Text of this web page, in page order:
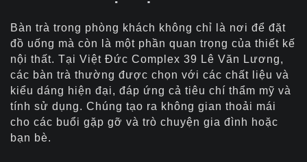
Bàn trà trong phòng khách không chỉ là nơi để đặt
đồ uống mà còn là một phần quan trọng của thiết kế
nội thất. Tại Việt Đức Complex 39 Lê Văn Lương,
các bàn trà thường được chọn với các chất liệu và
kiểu dáng hiện đại, đáp ứng cả tiêu chí thẩm mỹ và
tính sử dụng. Chúng tạo ra không gian thoải mái
cho các buổi gặp gỡ và trò chuyện gia đình hoặc
bạn bè.